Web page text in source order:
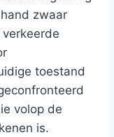
zwaar
toestand
volop de
is.